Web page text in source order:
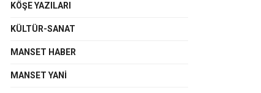
KÖŞE YAZILARI
KÜLTÜR-SANAT
MANSET HABER
MANSET YANI